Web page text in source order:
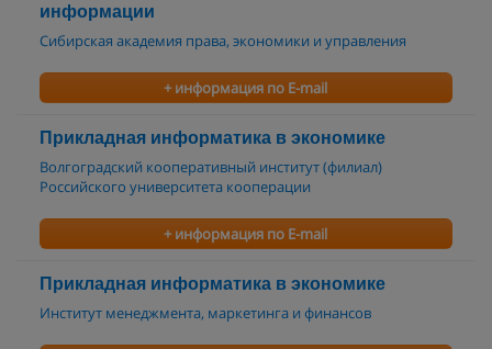
информации
Сибирская академия права, экономики и управления
+ информация по E-mail
Прикладная информатика в экономике
Волгоградский кооперативный институт (филиал)
Российского университета кооперации
+ информация по E-mail
Прикладная информатика в экономике
Институт менеджмента, маркетинга и финансов